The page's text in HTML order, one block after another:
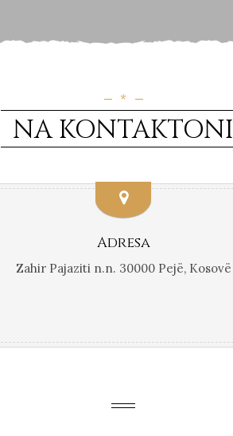
*
NA KONTAKTONI
Adresa
Zahir Pajaziti n.n. 30000 Pejë, Kosovë